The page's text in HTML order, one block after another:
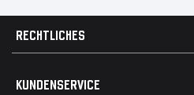
RECHTLICHES
KUNDENSERVICE